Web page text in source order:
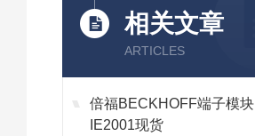
相关文章
ARTICLES
倍福BECKHOFF端子模块
IE2001现货